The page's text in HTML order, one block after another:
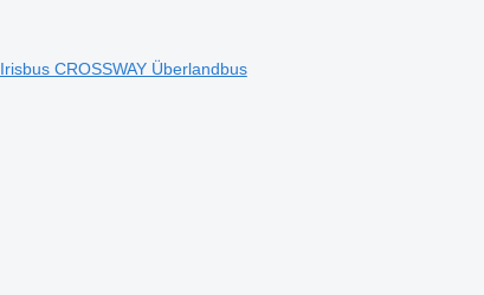
Irisbus CROSSWAY Überlandbus